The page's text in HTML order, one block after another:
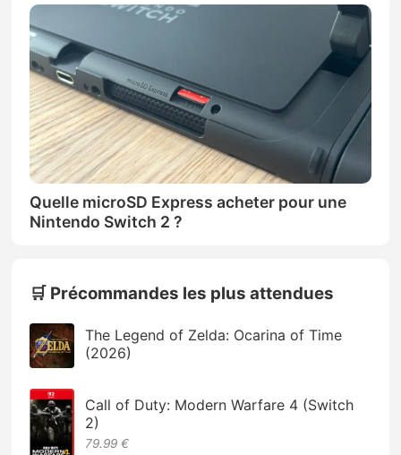
Quelle microSD Express acheter pour une
Nintendo Switch 2 ?
🛒 Précommandes les plus attendues
The Legend of Zelda: Ocarina of Time
(2026)
Call of Duty: Modern Warfare 4 (Switch
2)
79.99 €